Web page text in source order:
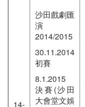
14-
沙田戲劇匯
演
2014/2015
30.11.2014
初賽
8.1.2015
決賽(沙田
大會堂文娛